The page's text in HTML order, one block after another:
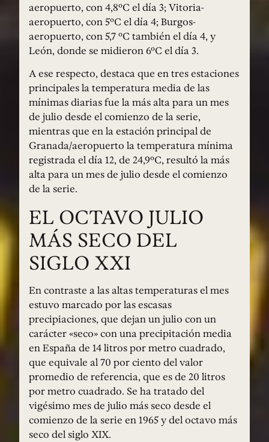
aeropuerto, con 4,8ºC el día 3; Vitoria-
aeropuerto, con 5ºC el día 4; Burgos-
aeropuerto, con 5,7 ºC también el día 4, y
León, donde se midieron 6ºC el día 3.
A ese respecto, destaca que en tres estaciones
principales la temperatura media de las
mínimas diarias fue la más alta para un mes
de julio desde el comienzo de la serie,
mientras que en la estación principal de
Granada/aeropuerto la temperatura mínima
registrada el día 12, de 24,9ºC, resultó la más
alta para un mes de julio desde el comienzo
de la serie.
EL OCTAVO JULIO
MÁS SECO DEL
SIGLO XXI
En contraste a las altas temperaturas el mes
estuvo marcado por las escasas
precipiaciones, que dejan un julio con un
carácter «seco» con una precipitación media
en España de 14 litros por metro cuadrado,
que equivale al 70 por ciento del valor
promedio de referencia, que es de 20 litros
por metro cuadrado. Se ha tratado del
vigésimo mes de julio más seco desde el
comienzo de la serie en 1965 y del octavo más
seco del siglo XIX.